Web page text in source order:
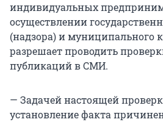
индивидуальных
осуществлении
(надзора) и муниципального
разрешает проводить
публикаций в СМИ.
— Задачей настоящей
установление факта